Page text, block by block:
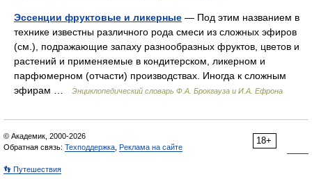
Эссенции фруктовые и ликерные — Под этим названием в
технике известны различного рода смеси из сложных эфиров
(см.), подражающие запаху разнообразных фруктов, цветов и
растений и применяемые в кондитерском, ликерном и
парфюмерном (отчасти) производствах. Иногда к сложным
эфирам …
Энциклопедический словарь Ф.А. Брокгауза и И.А. Ефрона
18+
© Академик, 2000-2026
Обратная связь: Техподдержка Реклама на сайте
👣 Путешествия